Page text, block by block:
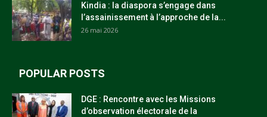
Kindia : la diaspora s’engage dans
l’assainissement à l’approche de la...
26 mai 2026
POPULAR POSTS
DGE : Rencontre avec les Missions
d’observation électorale de la